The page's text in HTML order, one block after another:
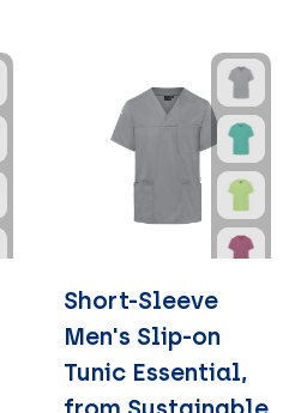
Short-Sleeve
Men's Slip-on
Tunic Essential,